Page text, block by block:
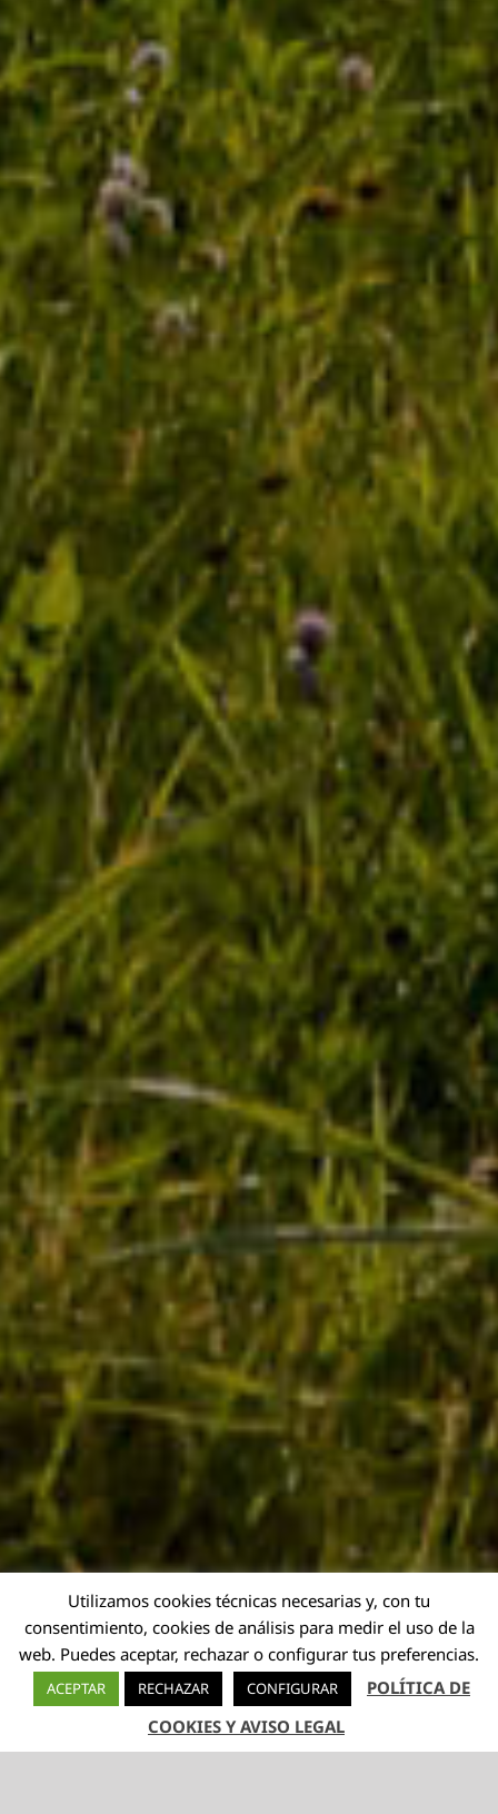
Utilizamos cookies técnicas necesarias y, con tu
consentimiento, cookies de análisis para medir el uso de la
web. Puedes aceptar, rechazar o configurar tus preferencias.
ACEPTAR RECHAZAR CONFIGURAR
POLÍTICA DE
COOKIES Y AVISO LEGAL